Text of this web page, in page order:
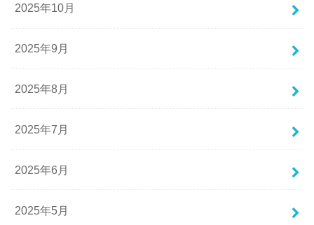
2025年10月
2025年9月
2025年8月
2025年7月
2025年6月
2025年5月